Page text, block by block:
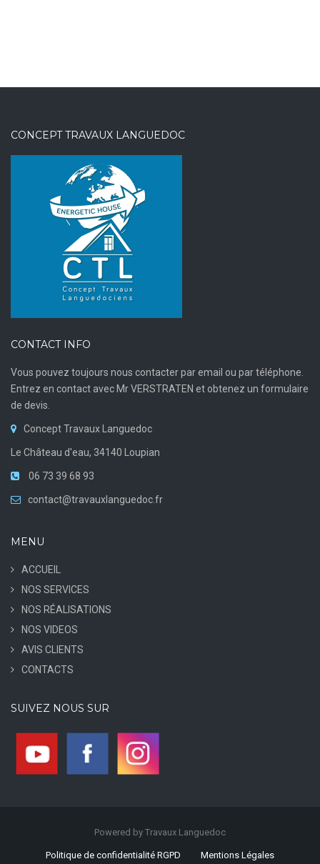
CONCEPT TRAVAUX LANGUEDOC
CONTACT INFO
Vous pouvez toujours nous contacter par email ou par téléphone.
Entrez en contact avec Mr VERSTRATEN et obtenez un formulaire
de devis.
Concept Travaux Languedoc
Le Château d'eau, 34140 Loupian
06 73 39 68 93
contact@travauxlanguedoc.fr
MENU
ACCUEIL
NOS SERVICES
NOS RÉALISATIONS
NOS VIDEOS
AVIS CLIENTS
CONTACTS
SUIVEZ NOUS SUR
Powered by Travaux Languedoc
Politique de confidentialité RGPD Mentions Légales